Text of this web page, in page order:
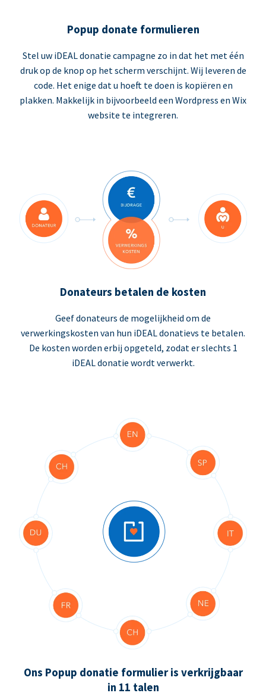
Popup donate formulieren
Stel uw iDEAL donatie campagne zo in dat het met één
druk op de knop op het scherm verschijnt. Wij leveren de
code. Het enige dat u hoeft te doen is kopiëren en
plakken. Makkelijk in bijvoorbeeld een Wordpress en Wix
website te integreren.
Donateurs betalen de kosten
Geef donateurs de mogelijkheid om de
verwerkingskosten van hun iDEAL donatievs te betalen.
De kosten worden erbij opgeteld, zodat er slechts 1
iDEAL donatie wordt verwerkt.
Ons Popup donatie formulier is verkrijgbaar
in 11 talen